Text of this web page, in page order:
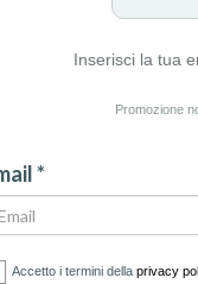
Inserisci la tua
Promozione
*
Accetto i termini della privacy